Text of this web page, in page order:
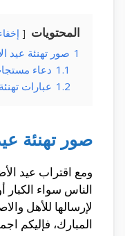
المحتويات
1 صور تهنئة عيد
1.1 دعاء
1.2 عبارات
صور تهنئة
ومع اقتراب عيد
الناس سواء الكبار
لإرسالها للأهل
المبارك، فإليكم